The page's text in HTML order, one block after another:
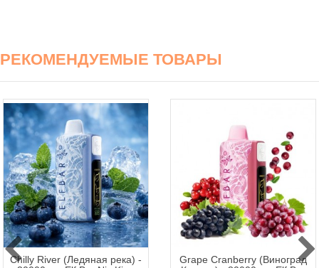
РЕКОМЕНДУЕМЫЕ ТОВАРЫ
Chilly River (Ледяная река) -
Grape Cranberry (Виноград